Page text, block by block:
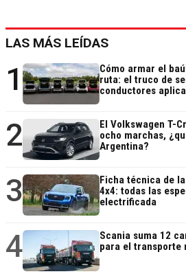
LAS MÁS LEÍDAS
1
Cómo armar el
ruta: el truco de
conductores
2
El Volkswagen T-
ocho marchas,
Argentina?
3
Ficha técnica de
4x4: todas las
electrificada
4
Scania suma 12
para el transporte